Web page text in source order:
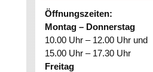
Öffnungszeiten:
Montag – Donnerstag
10.00 Uhr – 12.00 Uhr und
15.00 Uhr – 17.30 Uhr
Freitag